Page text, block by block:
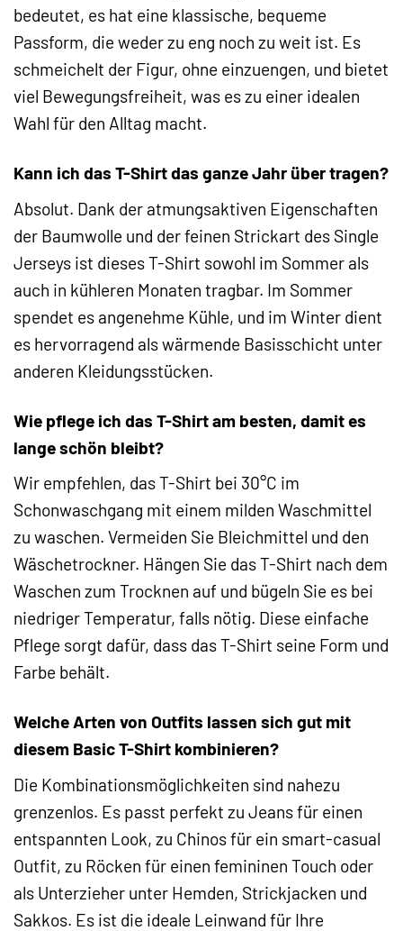
bedeutet, es hat eine klassische, bequeme
Passform, die weder zu eng noch zu weit ist. Es
schmeichelt der Figur, ohne einzuengen, und bietet
viel Bewegungsfreiheit, was es zu einer idealen
Wahl für den Alltag macht.
Kann ich das T-Shirt das ganze Jahr über tragen?
Absolut. Dank der atmungsaktiven Eigenschaften
der Baumwolle und der feinen Strickart des Single
Jerseys ist dieses T-Shirt sowohl im Sommer als
auch in kühleren Monaten tragbar. Im Sommer
spendet es angenehme Kühle, und im Winter dient
es hervorragend als wärmende Basisschicht unter
anderen Kleidungsstücken.
Wie pflege ich das T-Shirt am besten, damit es
lange schön bleibt?
Wir empfehlen, das T-Shirt bei 30°C im
Schonwaschgang mit einem milden Waschmittel
zu waschen. Vermeiden Sie Bleichmittel und den
Wäschetrockner. Hängen Sie das T-Shirt nach dem
Waschen zum Trocknen auf und bügeln Sie es bei
niedriger Temperatur, falls nötig. Diese einfache
Pflege sorgt dafür, dass das T-Shirt seine Form und
Farbe behält.
Welche Arten von Outfits lassen sich gut mit
diesem Basic T-Shirt kombinieren?
Die Kombinationsmöglichkeiten sind nahezu
grenzenlos. Es passt perfekt zu Jeans für einen
entspannten Look, zu Chinos für ein smart-casual
Outfit, zu Röcken für einen femininen Touch oder
als Unterzieher unter Hemden, Strickjacken und
Sakkos. Es ist die ideale Leinwand für Ihre